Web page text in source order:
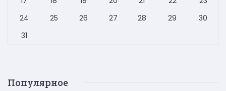
24
25 26 27 28 29
30
31
Популярное